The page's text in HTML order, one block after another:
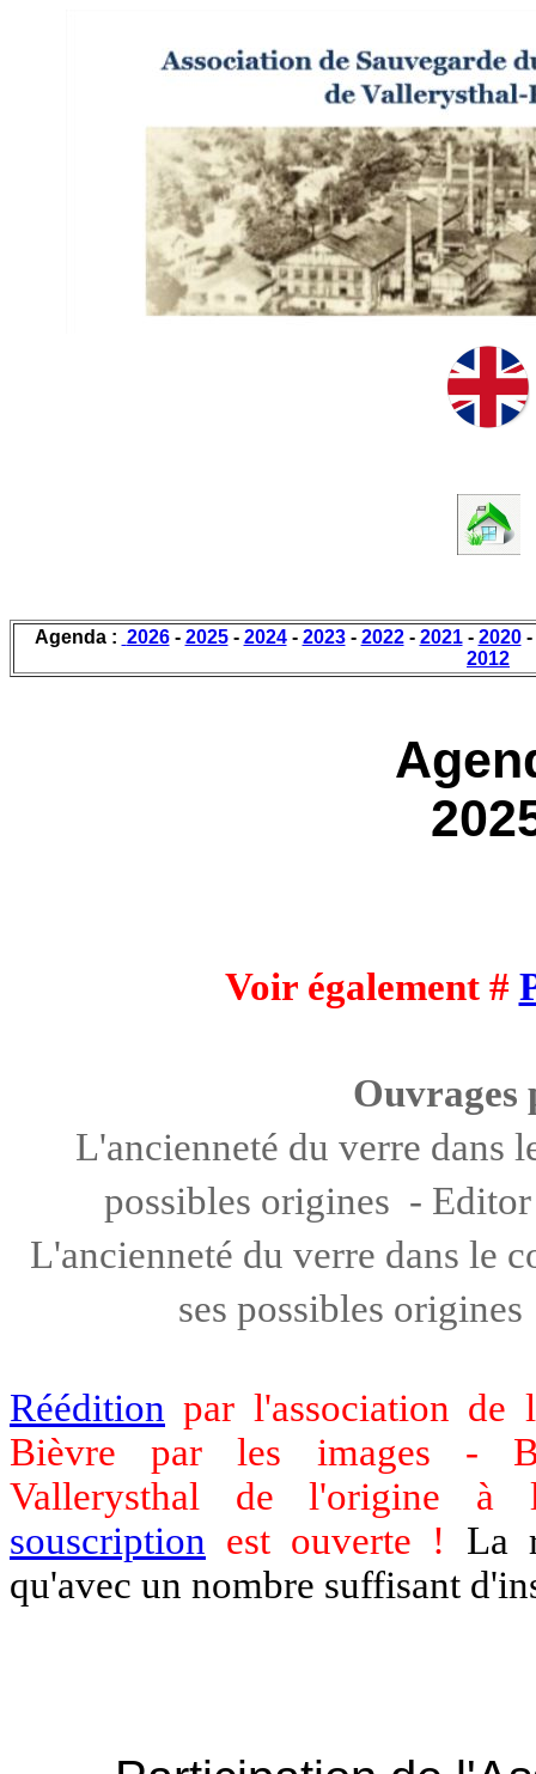
Agenda : 2026- 2025- 2024- 2023- 2022- 2021- 2020-
2012
Voir également #
Ouvrages
L'ancienneté du verre dans
possibles origines -
L'ancienneté du verre dans le
ses possibles
Réédition par l'association de
Bièvre par les images -
Vallerysthal de l'origine à
souscription est ouverte ! La
qu'avec un nombre suffisant